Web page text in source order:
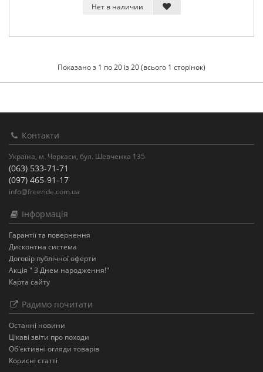
Нет в наличии
Показано з 1 по 20 із 20 (всього 1 сторінок)
Контакти
Україна, м. Черкаси, бул. Шевченка 135
(063) 533-71-71
(097) 465-91-17
info@freeride.com.ua
Інформація
Гарантії та повернення
Дисконтна система
Договір публічної оферти
Акція " З Днем народження!"
Карта сайту
Радимо почитати
Останнi новини
Цікаві звіти про походи
Об'єктивні огляди товарів
Корисні статті